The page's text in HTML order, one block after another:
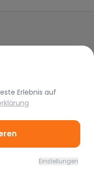
Erlebnis auf
Einstellungen